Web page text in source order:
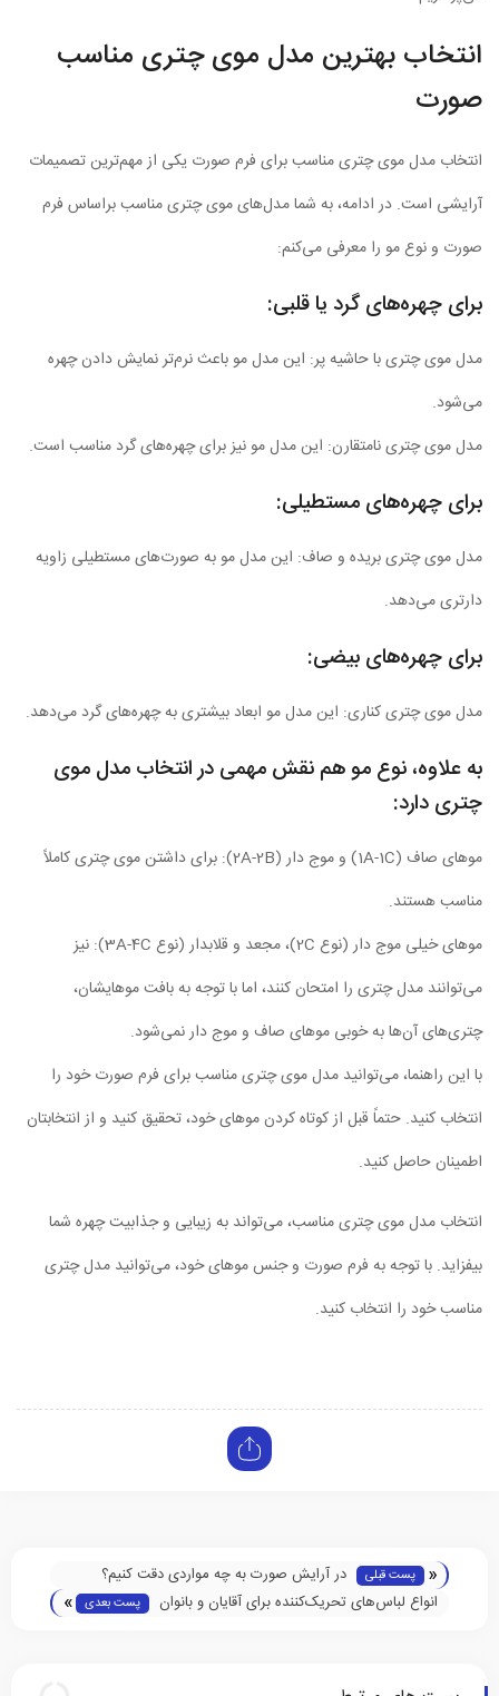
انتخاب بهترین مدل موی چتری مناسب
صورت
انتخاب مدل موی چتری مناسب برای فرم صورت یکی از مهم‌ترین تصمیمات
آرایشی است. در ادامه، به شما مدل‌های موی چتری مناسب براساس فرم
صورت و نوع مو را معرفی می‌کنم:
برای چهره‌های گرد یا قلبی:
مدل موی چتری با حاشیه پر: این مدل مو باعث نرم‌تر نمایش دادن چهره
می‌شود.
مدل موی چتری نامتقارن: این مدل مو نیز برای چهره‌های گرد مناسب است.
برای چهره‌های مستطیلی:
مدل موی چتری بریده و صاف: این مدل مو به صورت‌های مستطیلی زاویه
دارتری می‌دهد.
برای چهره‌های بیضی:
مدل موی چتری کناری: این مدل مو ابعاد بیشتری به چهره‌های گرد می‌دهد.
به علاوه، نوع مو هم نقش مهمی در انتخاب مدل موی
چتری دارد:
موهای صاف (1A-1C) و موج دار (2A-2B): برای داشتن موی چتری کاملاً
مناسب هستند.
موهای خیلی موج دار (نوع 2C)، مجعد و قلابدار (نوع 3A-4C): نیز
می‌توانند مدل چتری را امتحان کنند، اما با توجه به بافت موهایشان،
چتری‌های آن‌ها به خوبی موهای صاف و موج دار نمی‌شود.
با این راهنما، می‌توانید مدل موی چتری مناسب برای فرم صورت خود را
انتخاب کنید. حتماً قبل از کوتاه کردن موهای خود، تحقیق کنید و از انتخابتان
اطمینان حاصل کنید.
انتخاب مدل موی چتری مناسب، می‌تواند به زیبایی و جذابیت چهره شما
بیفزاید. با توجه به فرم صورت و جنس موهای خود، می‌توانید مدل چتری
مناسب خود را انتخاب کنید.
« پست قبلی
در آرایش صورت به چه مواردی دقت کنیم؟
انواع لباس‌های تحریک‌کننده برای آقایان و بانوان
پست بعدی »